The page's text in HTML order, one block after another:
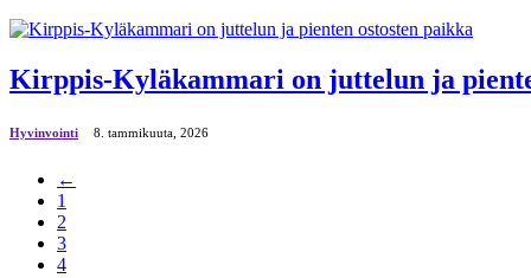
Kirppis-Kyläkammari on juttelun ja
Hyvinvointi 8. tammikuuta, 2026
←
1
2
3
4